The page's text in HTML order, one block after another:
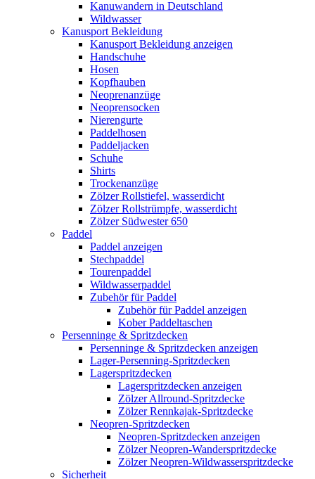
Kanuwandern in Deutschland
Wildwasser
Kanusport Bekleidung
Kanusport Bekleidung anzeigen
Handschuhe
Hosen
Kopfhauben
Neoprenanzüge
Neoprensocken
Nierengurte
Paddelhosen
Paddeljacken
Schuhe
Shirts
Trockenanzüge
Zölzer Rollstiefel, wasserdicht
Zölzer Rollstrümpfe, wasserdicht
Zölzer Südwester 650
Paddel
Paddel anzeigen
Stechpaddel
Tourenpaddel
Wildwasserpaddel
Zubehör für Paddel
Zubehör für Paddel anzeigen
Kober Paddeltaschen
Persenninge & Spritzdecken
Persenninge & Spritzdecken anzeigen
Lager-Persenning-Spritzdecken
Lagerspritzdecken
Lagerspritzdecken anzeigen
Zölzer Allround-Spritzdecke
Zölzer Rennkajak-Spritzdecke
Neopren-Spritzdecken
Neopren-Spritzdecken anzeigen
Zölzer Neopren-Wanderspritzdecke
Zölzer Neopren-Wildwasserspritzdecke
Sicherheit